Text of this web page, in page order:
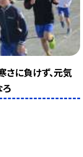
さに負けず、元気
ろ